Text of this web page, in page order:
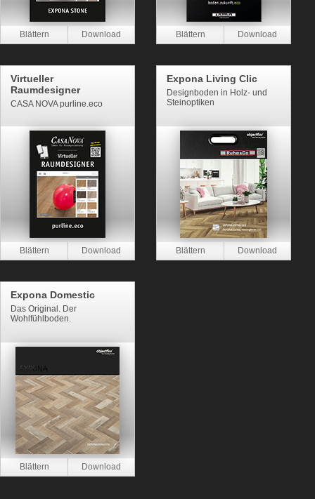
Virtueller
Raumdesigner
CASA NOVA purline.eco
Expona Living Clic
Designboden in Holz- und
Steinoptiken
Expona Domestic
Das Original. Der
Wohlfühlboden.